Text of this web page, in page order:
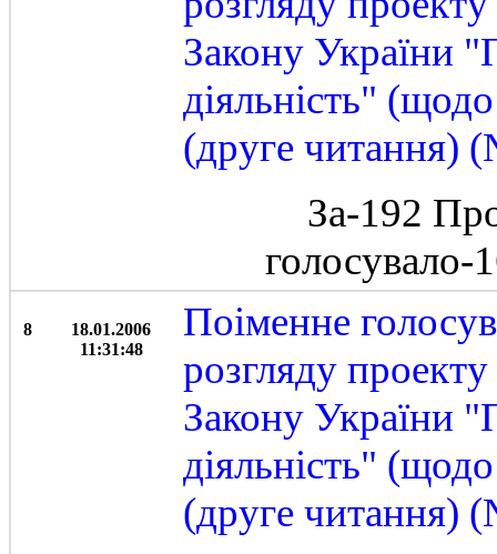
Закону України
діяльність"
(друге читання)
За-192
голосувало-
8
18.01.2006
11:31:48
Поіменне
розгляду
Закону України
діяльність"
(друге читання)